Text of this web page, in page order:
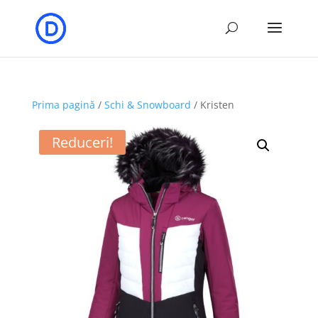
Prima pagină / Schi & Snowboard / Kristen
Reduceri!